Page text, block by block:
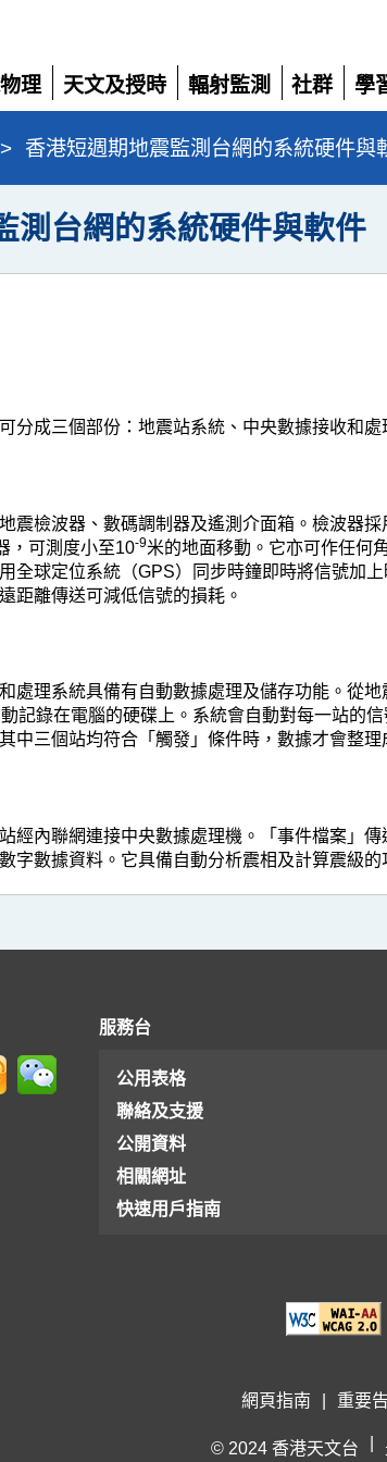
理
天文及授時
展
開
輻射監測
展
開
社群
展
開
學
展
開
> 香港短週期地震監測台網的系統硬件與
測台網的系統硬件與軟件
分成三個部份：地震站系統、中央數據接收和處
震檢波器、數碼調制器及遙測介面箱。檢波器
，可測度小至10-9米的地面移動。它亦可作任何
全球定位系統（GPS）同步時鐘即時將信號加
距離傳送可減低信號的損耗。
處理系統具備有自動數據處理及儲存功能。從
記錄在電腦的硬碟上。系統會自動對每一站的
中三個站均符合「觸發」條件時，數據才會整
經內聯網連接中央數據處理機。「事件檔案」
字數據資料。它具備自動分析震相及計算震級
服務台
公用表格
聯絡及支援
公開資料
相關網址
快速用戶指南
網頁指南 重要
© 2024 香港天文台